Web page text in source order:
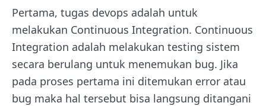
Pertama, tugas devops adalah untuk
melakukan Continuous Integration. Continuous
Integration adalah melakukan testing sistem
secara berulang untuk menemukan bug. Jika
pada proses pertama ini ditemukan error atau
bug maka hal tersebut bisa langsung ditangani